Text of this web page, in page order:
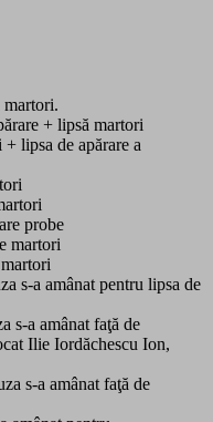
martori.
+ lipsă martori
lipsa de apărare a
probe
martori
s-a amânat pentru lipsa de
s-a amânat faţă de
Ilie Iordăchescu Ion,
s-a amânat faţă de